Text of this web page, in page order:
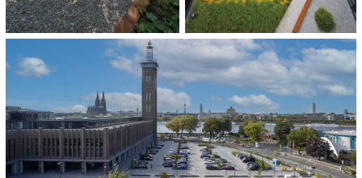
2008
CATEGORIE:
Congres-evenementencentra
Pleinen en promenades